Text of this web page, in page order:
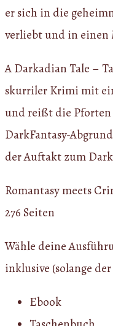
er sich in die
verliebt und in
A Darkadian Tale –
skurriler Krimi mit
und reißt die Pforten
DarkFantasy-
der Auftakt zum
Romantasy meets
276 Seiten
Wähle deine
inklusive (solange
Ebook